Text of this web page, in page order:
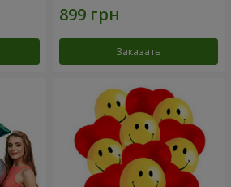
Заказать